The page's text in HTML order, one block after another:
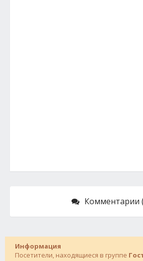
Комментарии
Информация
Посетители, находящиеся в группе